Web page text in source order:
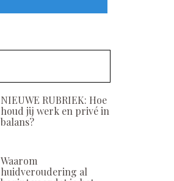
NIEUWE RUBRIEK: Hoe
houd jij werk en privé in
balans?
Waarom
huidveroudering al